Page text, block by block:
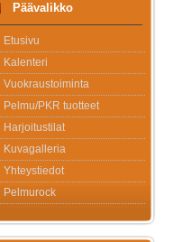
Päävalikko
Etusivu
Kalenteri
Vuokraustoiminta
Pelmu/PKR tuotteet
Harjoitustilat
Kuvagalleria
Yhteystiedot
Pelmurock